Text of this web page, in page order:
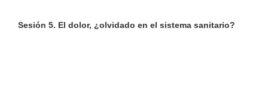
Sesión 5. El dolor, ¿olvidado en el sistema sanitario?